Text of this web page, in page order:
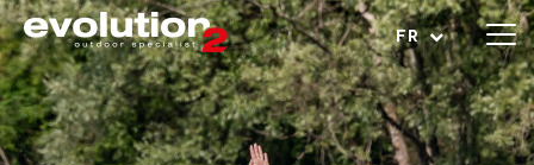
FR
Ouvrir le menu